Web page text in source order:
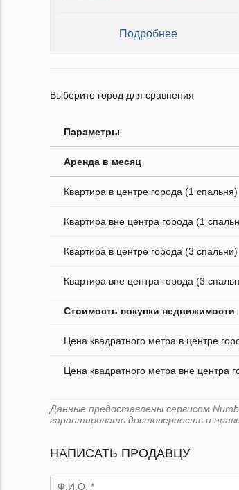
Подробнее
Выберите город для сравнения
Параметры
Аренда в месяц
Квартира в центре города (1 спальня)
Квартира вне центра города (1
Квартира в центре города (3 спальни)
Квартира вне центра города (3
Стоимость покупки недвижимости
Цена квадратного метра в центре
Цена квадратного метра вне центра
Данные предоставлены сервисом
гарантировать достоверность и
НАПИСАТЬ ПРОДАВЦУ